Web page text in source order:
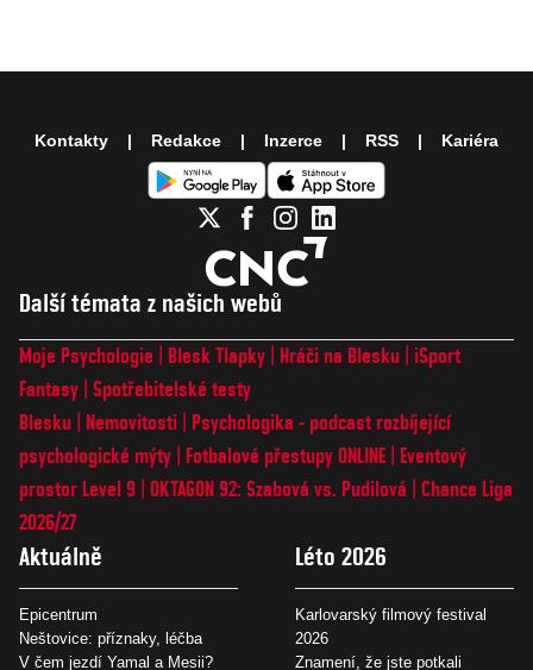
Další témata z našich webů
Moje Psychologie Blesk Tlapky Hráči na Blesku
iSport
Fantasy Spotřebitelské testy
Blesku
Nemovitosti
Psychologika - podcast rozbíjející
psychologické mýty
Fotbalové přestupy ONLINE
Eventový
prostor Level 9 OKTAGON 92: Szabová vs. Pudilová
Chance Liga
2026/27
Aktuálně
Epicentrum
Neštovice: příznaky, léčba
V čem jezdí Yamal a Mesii?
Léto 2026
Karlovarský filmový festival
2026
Znamení, že jste potkali
Kontakty Redakce Inzerce RSS Kariéra